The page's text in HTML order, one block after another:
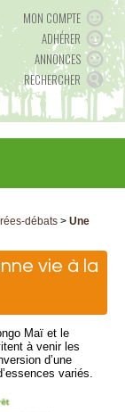
MON COMPTE
ADHÉRER
ANNONCES
RECHERCHER
débats > Une
vie à la
Maï et le
à venir les
d’une
variés.